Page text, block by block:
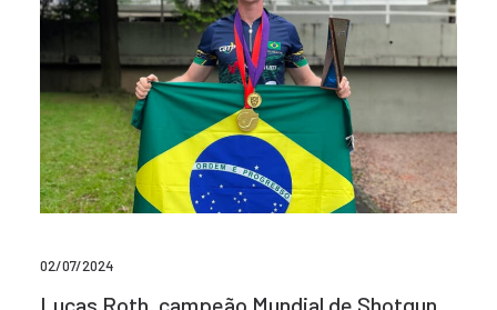
02/07/2024
Lucas Roth, campeão Mundial de Shotgun